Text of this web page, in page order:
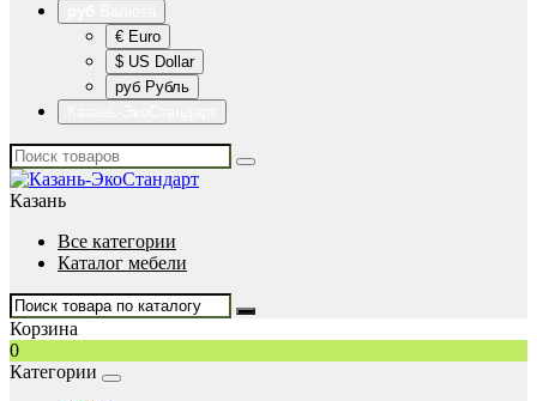
€ Euro
$ US Dollar
руб Рубль
Казань
Все категории
Каталог мебели
Корзина
0
Категории